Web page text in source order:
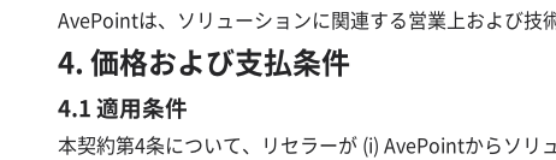
AvePointは、ソリューションに関連する営業上および技
4. 価格および支払条件
4.1 適用条件
本契約第4条について、リセラーが (i) AvePointからソリ